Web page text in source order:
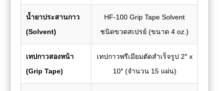
น้ำยาประสานกาว
(Solvent)
HF-100 Grip Tape Solvent
ชนิดขวดสเปรย์ (ขนาด 4 oz.)
เทปกาวสองหน้า
(Grip Tape)
เทปกาวพรีเมียมตัดสำเร็จรูป 2″ x
10″ (จำนวน 15 แผ่น)